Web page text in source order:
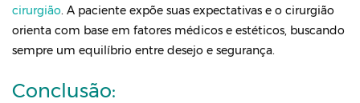
cirurgião. A paciente expõe suas expectativas e o cirurgião
orienta com base em fatores médicos e estéticos, buscando
sempre um equilíbrio entre desejo e segurança.
Conclusão: